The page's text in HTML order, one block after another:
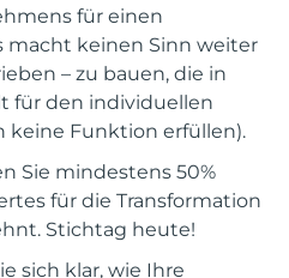
für einen
macht keinen Sinn weiter
– zu bauen, die in
für den individuellen
keine Funktion erfüllen).
Sie mindestens 50%
für die Transformation
Stichtag heute!
sich klar, wie Ihre